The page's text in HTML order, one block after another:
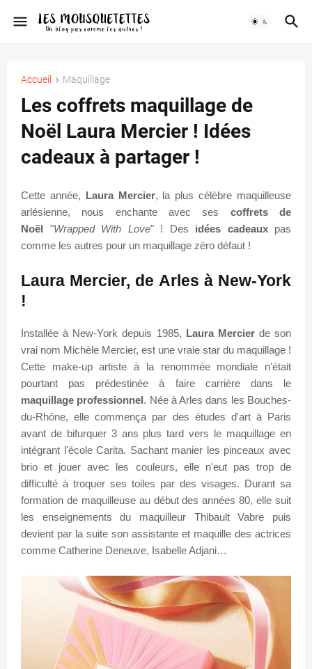
Accueil Maquillage
Les coffrets maquillage de
Noël Laura Mercier ! Idées
cadeaux à partager !
Cette année, Laura Mercier, la plus célèbre maquilleuse
arlésienne, nous enchante avec ses coffrets de
Noël "Wrapped With Love" ! Des idées cadeaux pas
comme les autres pour un maquillage zéro défaut !
Laura Mercier, de Arles à New-York
!
Installée à New-York depuis 1985, Laura Mercierde son
vrai nom Michèle Mercier, est une vraie star du maquillage !
Cette make-up artiste à la renommée mondiale n'était
pourtant pas prédestinée à faire carrière dans le
maquillage professionnel. Née à Arles dans les Bouches-
du-Rhône, elle commença par des études d'art à Paris
avant de bifurquer 3 ans plus tard vers le maquillage en
intégrant l'école Carita. Sachant manier les pinceaux avec
brio et jouer avec les couleurs, elle n'eut pas trop de
difficulté à troquer ses toiles par des visages. Durant sa
formation de maquilleuse au début des années 80, elle suit
les enseignements du maquilleur Thibault Vabre puis
devient par la suite son assistante et maquille des actrices
comme Catherine Deneuve, Isabelle Adjani…